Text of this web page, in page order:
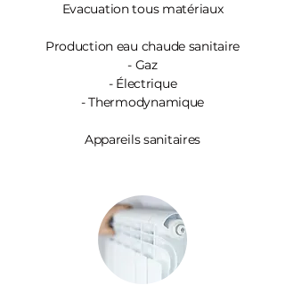
Evacuation tous matériaux
Production eau chaude sanitaire
- Gaz
- Électrique
- Thermodynamique
Appareils sanitaires